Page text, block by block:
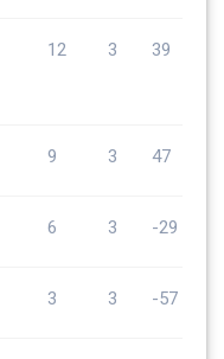
12 3 39
9 3 47
6 3 -29
3 3 -57